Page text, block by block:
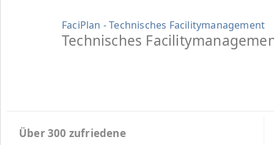
FaciPlan - Technisches Facilitymanagement
Technisches
Über 300 zufriedene